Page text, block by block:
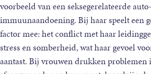
voorbeeld van een seksegerelateerde auto-
immuunaandoening. Bij haar speelt een
factor mee: het conflict met haar
stress en somberheid, wat haar gevoel
aantast. Bij vrouwen drukken problemen